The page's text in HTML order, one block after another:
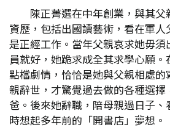
陳正菁選在中年創業，與其
資歷，包括出國讀藝術，看在軍
是正經工作。當年父親哀求她毋
員就好，她跪求成全其求學心願
點檔劇情，恰恰是她與父親相處
親辭世，才驚覺過去做的各種選
爸。後來她辭職，陪母親過日子
時想起多年前的「開書店」夢想。